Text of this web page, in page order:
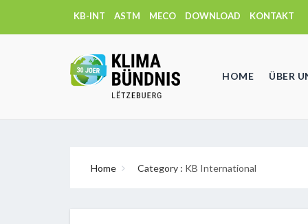
KB-INT ASTM MECO DOWNLOAD KONTAKT
HOME ÜBER
Home Category : KB International